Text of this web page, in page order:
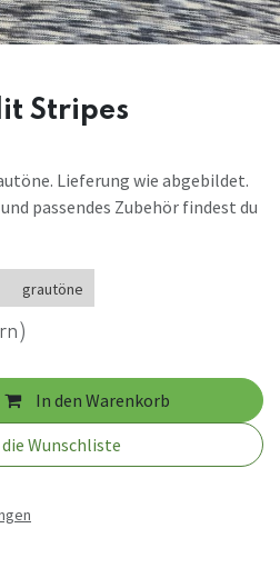
Stripes
Lieferung wie abgebildet.
passendes Zubehör findest du
grautöne
In den Warenkorb
Wunschliste